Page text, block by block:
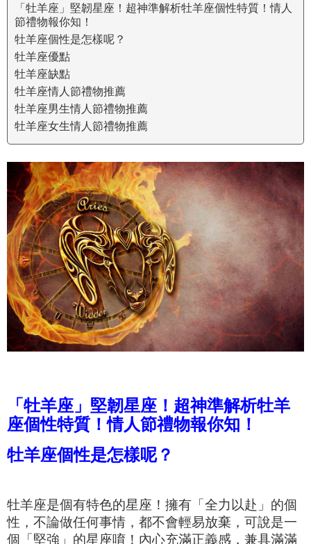
「牡羊座」堅韌星座！超神準解析牡羊座個性特質！情人
節禮物報你知！
牡羊座個性是怎樣呢？
牡羊座優點
牡羊座缺點
牡羊座情人節禮物推薦
牡羊座男生情人節禮物推薦
牡羊座女生情人節禮物推薦
「牡羊座」堅韌星座！超神準解析牡羊
座個性特質！情人節禮物報你知！
牡羊座個性是怎樣呢？
牡羊座是個有特色的星座！擁有「全力以赴」 的個
性， 不論做任何事情，都不會輕易放棄，可說是一
個「堅強」的星座唷！內心充滿正義感，兼具滿滿